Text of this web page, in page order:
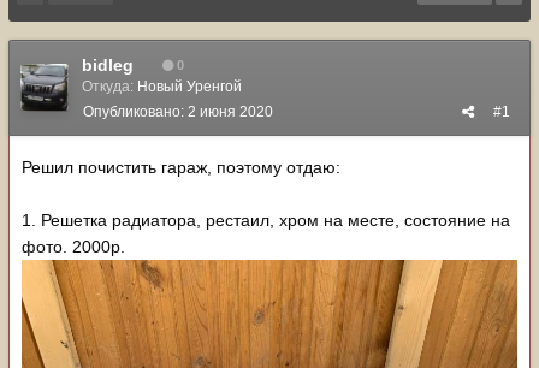
bidleg 0
Откуда: Новый Уренгой
#1
Опубликовано: 2 июня 2020
Решил почистить гараж, поэтому отдаю:
1. Решетка радиатора, рестаил, хром на месте, состояние на
фото. 2000р.